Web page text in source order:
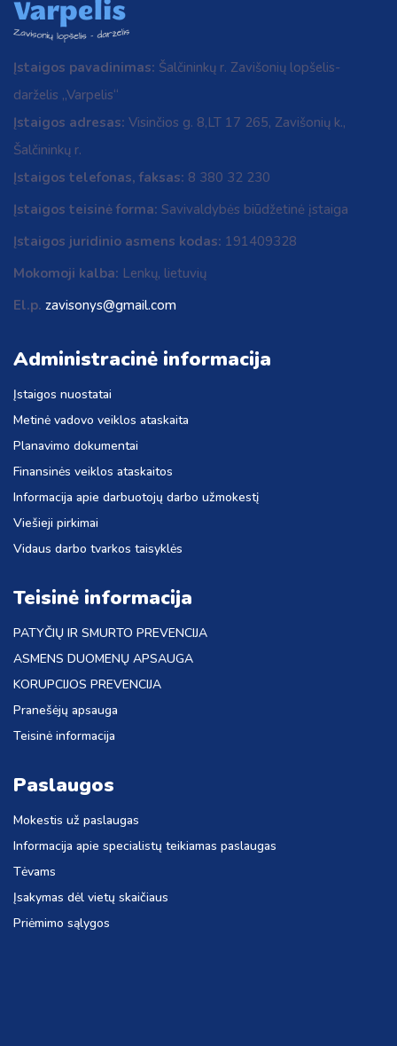
Įstaigos pavadinimas: Šalčininkų r. Zavišonių lopšelis-
darželis „Varpelis“
Įstaigos adresas: Visinčios g. 8,LT 17 265, Zavišonių k.,
Šalčininkų r.
Įstaigos telefonas, faksas: 8 380 32 230
Įstaigos teisinė forma: Savivaldybės biūdžetinė įstaiga
Įstaigos juridinio asmens kodas: 191409328
Mokomoji kalba: Lenkų, lietuvių
El.p. zavisonys@gmail.com
Administracinė informacija
Įstaigos nuostatai
Metinė vadovo veiklos ataskaita
Planavimo dokumentai
Finansinės veiklos ataskaitos
Informacija apie darbuotojų darbo užmokestį
Viešieji pirkimai
Vidaus darbo tvarkos taisyklės
Teisinė informacija
PATYČIŲ IR SMURTO PREVENCIJA
ASMENS DUOMENŲ APSAUGA
KORUPCIJOS PREVENCIJA
Pranešėjų apsauga
Teisinė informacija
Paslaugos
Mokestis už paslaugas
Informacija apie specialistų teikiamas paslaugas
Tėvams
Įsakymas dėl vietų skaičiaus
Priėmimo sąlygos